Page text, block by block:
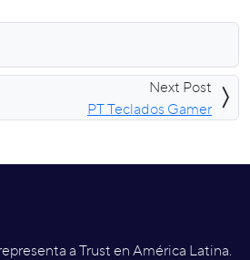
Next Post
PT Teclados Gamer
a Trust en América Latina.